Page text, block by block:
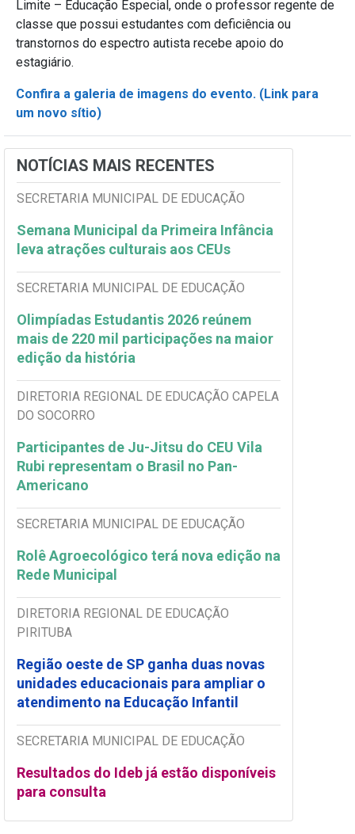
Limite – Educação Especial, onde o professor regente de
classe que possui estudantes com deficiência ou
transtornos do espectro autista recebe apoio do
estagiário.
Confira a galeria de imagens do evento. (Link para
um novo sítio)
NOTÍCIAS MAIS RECENTES
SECRETARIA MUNICIPAL DE EDUCAÇÃO
Semana Municipal da Primeira Infância
leva atrações culturais aos CEUs
SECRETARIA MUNICIPAL DE EDUCAÇÃO
Olimpíadas Estudantis 2026 reúnem
mais de 220 mil participações na maior
edição da história
DIRETORIA REGIONAL DE EDUCAÇÃO CAPELA
DO SOCORRO
Participantes de Ju-Jitsu do CEU Vila
Rubi representam o Brasil no Pan-
Americano
SECRETARIA MUNICIPAL DE EDUCAÇÃO
Rolê Agroecológico terá nova edição na
Rede Municipal
DIRETORIA REGIONAL DE EDUCAÇÃO
PIRITUBA
Região oeste de SP ganha duas novas
unidades educacionais para ampliar o
atendimento na Educação Infantil
SECRETARIA MUNICIPAL DE EDUCAÇÃO
Resultados do Ideb já estão disponíveis
para consulta